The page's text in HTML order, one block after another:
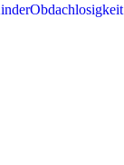
Obdachlosigkeit